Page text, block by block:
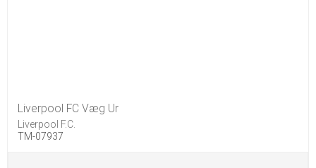
Liverpool FC Væg Ur
Liverpool F.C.
TM-07937